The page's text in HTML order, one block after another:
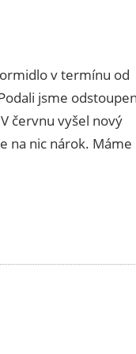
v termínu od
jsme
červnu vyšel nový
na nic nárok. Máme